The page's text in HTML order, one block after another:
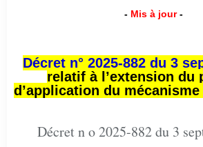
- Mis à jour -
Décret n° 2025-882 du 3
relatif à l’extension du
d’application du
Décret n o 2025-882 du 3